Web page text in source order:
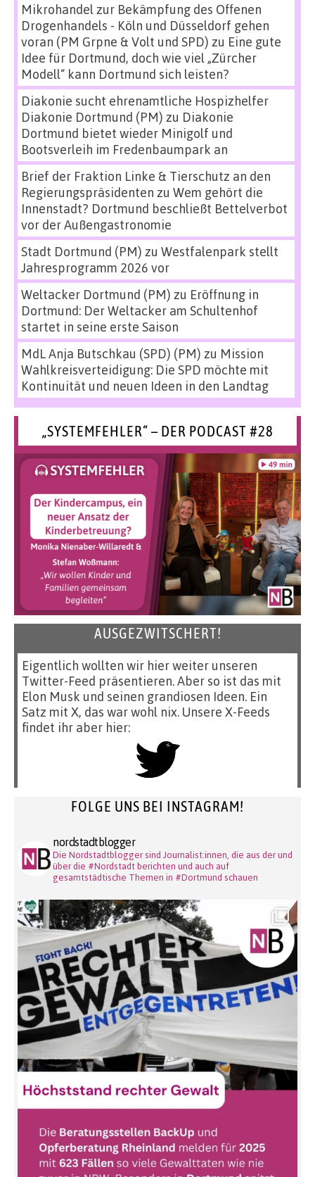
Mikrohandel zur Bekämpfung des Offenen
Drogenhandels - Köln und Düsseldorf gehen
voran (PM Grpne & Volt und SPD) zu Eine gute
Idee für Dortmund, doch wie viel „Zürcher
Modell“ kann Dortmund sich leisten?
Diakonie sucht ehrenamtliche Hospizhelfer
Diakonie Dortmund (PM) zu Diakonie
Dortmund bietet wieder Minigolf und
Bootsverleih im Fredenbaumpark an
Brief der Fraktion Linke & Tierschutz an den
Regierungspräsidenten zu Wem gehört die
Innenstadt? Dortmund beschließt Bettelverbot
vor der Außengastronomie
Stadt Dortmund (PM) zu Westfalenpark stellt
Jahresprogramm 2026 vor
Weltacker Dortmund (PM) zu Eröffnung in
Dortmund: Der Weltacker am Schultenhof
startet in seine erste Saison
MdL Anja Butschkau (SPD) (PM) zu Mission
Wahlkreisverteidigung: Die SPD möchte mit
Kontinuität und neuen Ideen in den Landtag
„SYSTEMFEHLER“ – DER PODCAST #28
AUSGEZWITSCHERT!
Eigentlich wollten wir hier weiter unseren
Twitter-Feed präsentieren. Aber so ist das mit
Elon Musk und seinen grandiosen Ideen. Ein
Satz mit X, das war wohl nix. Unsere X-Feeds
findet ihr aber hier:
FOLGE UNS BEI INSTAGRAM!
nordstadtblogger
Die Nordstadtblogger sind Journalist:innen, die aus der und
über die #Nordstadt berichten und auch auf
gesamtstädtische Themen in #Dortmund schauen